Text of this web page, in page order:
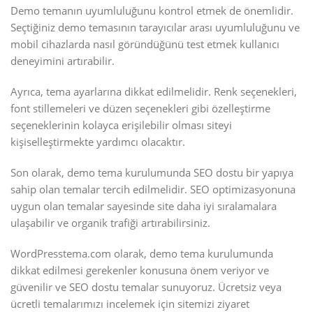
Demo temanın uyumluluğunu kontrol etmek de önemlidir.
Seçtiğiniz demo temasının tarayıcılar arası uyumluluğunu ve
mobil cihazlarda nasıl göründüğünü test etmek kullanıcı
deneyimini artırabilir.
Ayrıca, tema ayarlarına dikkat edilmelidir. Renk seçenekleri,
font stillemeleri ve düzen seçenekleri gibi özelleştirme
seçeneklerinin kolayca erişilebilir olması siteyi
kişiselleştirmekte yardımcı olacaktır.
Son olarak, demo tema kurulumunda SEO dostu bir yapıya
sahip olan temalar tercih edilmelidir. SEO optimizasyonuna
uygun olan temalar sayesinde site daha iyi sıralamalara
ulaşabilir ve organik trafiği artırabilirsiniz.
WordPresstema.com olarak, demo tema kurulumunda
dikkat edilmesi gerekenler konusuna önem veriyor ve
güvenilir ve SEO dostu temalar sunuyoruz. Ücretsiz veya
ücretli temalarımızı incelemek için sitemizi ziyaret